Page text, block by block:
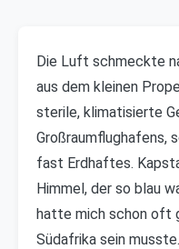
Die Luft schmeckte
aus dem kleinen
sterile, klimatisierte
Großraumflughafens,
fast Erdhaftes.
Himmel, der so blau
hatte mich schon oft
Südafrika sein